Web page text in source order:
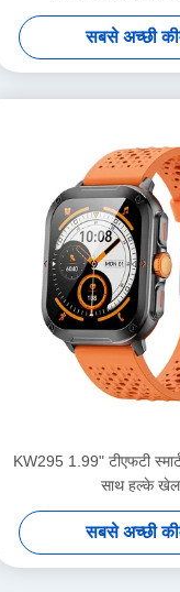
सबसे अच्छी
KW295 1.99" टीएफटी
साथ हल्के खेल
सबसे अच्छी